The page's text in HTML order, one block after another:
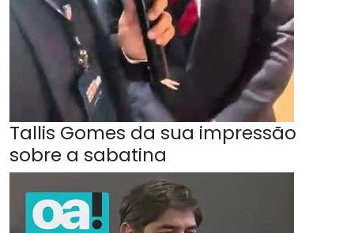
Tallis Gomes da sua impressão
sobre a sabatina